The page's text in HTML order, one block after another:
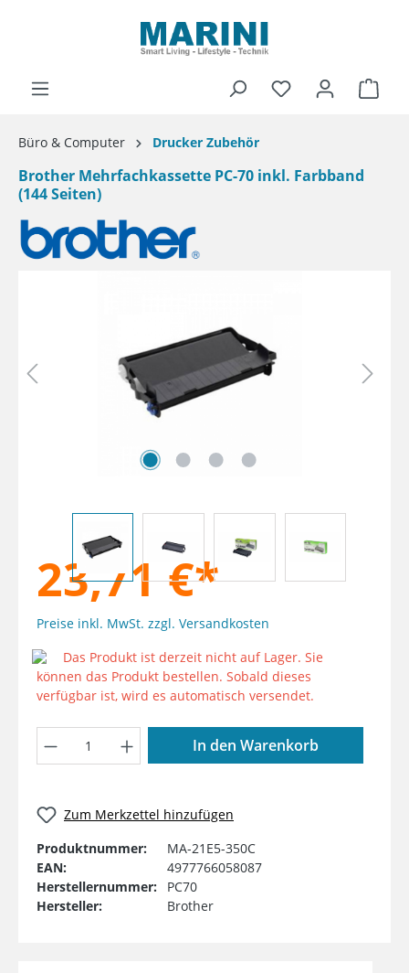
Büro & Computer Drucker Zubehör
Brother Mehrfachkassette PC-70 inkl. Farbband
(144 Seiten)
23,71 €*
Preise inkl. MwSt. zzgl. Versandkosten
Das Produkt ist derzeit nicht auf Lager. Sie
können das Produkt bestellen. Sobald dieses
verfügbar ist, wird es automatisch versendet.
Produkt Anzahl: Gib den
In den Warenkorb
Zum Merkzettel hinzufügen
Produktnummer:
MA-21E5-350C
EAN:
4977766058087
Herstellernummer:
PC70
Hersteller:
Brother